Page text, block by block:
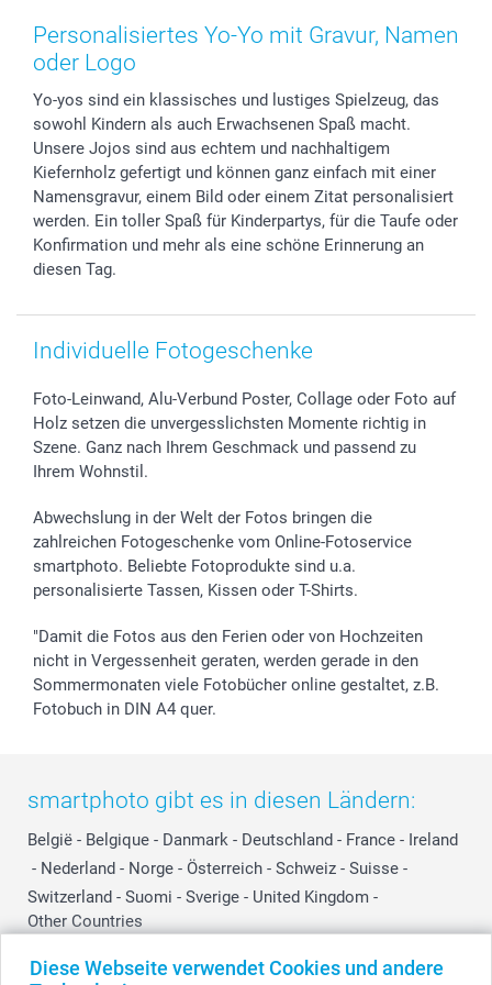
Diese Webseite verwendet Cookies und andere
Zubehör & Material
Foto-Kalender & Agenden
Geschenk-Gutscheine (PDF)
AGB
Impressum
Partnerprogramme
Investor Relations
B2B smartbusiness
Widerrufsrecht
Muttertag
Vatertag
Hochzeit
Geburtstag
Geburt
Zu allen Anlässen
Anmelden /Registrieren
Preise und Versandkosten
72h Lieferung
Zahlungsmöglichkeiten
Sitemap
Status der Bestellung
smartfriends
smartgarantie
smartbonus
Personalisiertes Yo-Yo mit Gravur, Namen
oder Logo
Yo-yos sind ein klassisches und lustiges Spielzeug, das
sowohl Kindern als auch Erwachsenen Spaß macht.
Unsere Jojos sind aus echtem und nachhaltigem
Kiefernholz gefertigt und können ganz einfach mit einer
Namensgravur, einem Bild oder einem Zitat personalisiert
werden. Ein toller Spaß für Kinderpartys, für die Taufe oder
Konfirmation und mehr als eine schöne Erinnerung an
diesen Tag.
Individuelle Fotogeschenke
Foto-Leinwand, Alu-Verbund Poster, Collage oder Foto auf
Holz setzen die unvergesslichsten Momente richtig in
Szene. Ganz nach Ihrem Geschmack und passend zu
Ihrem Wohnstil.
Abwechslung in der Welt der Fotos bringen die
zahlreichen Fotogeschenke vom Online-Fotoservice
smartphoto. Beliebte Fotoprodukte sind u.a.
personalisierte Tassen, Kissen oder T-Shirts.
"Damit die Fotos aus den Ferien oder von Hochzeiten
nicht in Vergessenheit geraten, werden gerade in den
Sommermonaten viele Fotobücher online gestaltet, z.B.
Fotobuch in DIN A4 quer.
smartphoto gibt es in diesen Ländern:
België - Belgique - Danmark - Deutschland - France - Ireland
- Nederland - Norge - Österreich - Schweiz - Suisse -
Switzerland - Suomi - Sverige - United Kingdom -
Other Countries